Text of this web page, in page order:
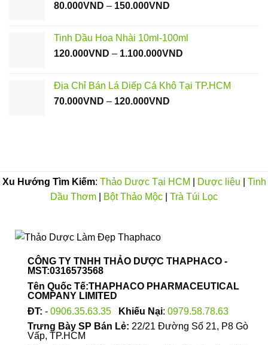
80.000VND – 150.000VND
80.000VND
đến
Tinh Dầu Hoa Nhài 10ml-100ml
120.000VND – 1.100.000VND
120.000VND
Địa Chỉ Bán Lá Diếp Cá Khô Tại TP.HCM
70.000VND – 120.000VND
Xu Hướng Tìm Kiếm: Thảo Dược Tại HCM Dược liệu
Tinh
Dầu Thơm
Bột Thảo Mộc Trà Túi Lọc
CÔNG TY TNHH THẢO DƯỢC THAPHACO -
MST:0316573568
Tên Quốc Tế:THAPHACO PHARMACEUTICAL
COMPANY LIMITED
ĐT: - 0906.35.63.35 Khiếu Nại: 0979.58.78.63
Trưng Bày SP Bán Lẻ: 22/21 Đường Số 21, P8 Gò
Vấp, TP.HCM